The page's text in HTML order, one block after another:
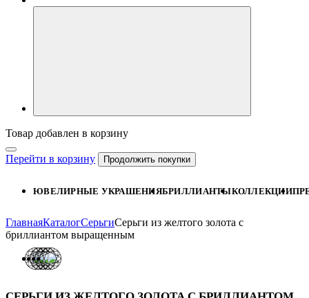
Товар добавлен в корзину
Перейти в корзину Продолжить покупки
ЮВЕЛИРНЫЕ УКРАШЕНИЯБРИЛЛИАНТЫКОЛЛЕКЦИИ
ГлавнаяКаталогСерьгиСерьги из желтого золота с
бриллиантом выращенным